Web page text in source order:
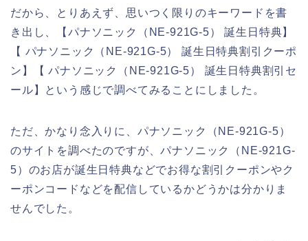
だから、とりあえず、思いつく限りのキーワードを書
き出し、【パナソニック（NE-921G-5） 誕生日特典】
【 パナソニック（NE-921G-5） 誕生日特典割引クーポ
ン】【 パナソニック（NE-921G-5） 誕生日特典割引セ
ール】という感じで調べてみることにしました。
ただ、かなり念入りに、パナソニック（NE-921G-5）
のサイトを調べたのですが、パナソニック（NE-921G-
5）のお店が誕生日特典などでお得な割引クーポンやク
ーポンコードなどを配信しているかどうかは分かりま
せんでした。